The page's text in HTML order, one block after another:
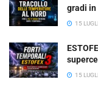
gradi in
15
15